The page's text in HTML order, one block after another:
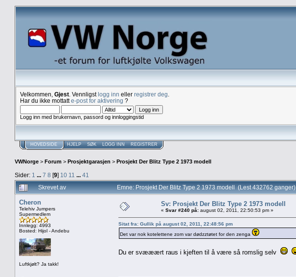
Velkommen, Gjest . Vennligstlogg inn eller registrer deg
Har du ikke mottatte-post for aktivering ?
Logg inn med brukernavn, passord og innloggingstid
HOVEDSIDE HJELP SØK LOGG INN REGISTRER
VWNorge > Forum > Prosjektgarasjen > Prosjekt Der Blitz Type 2 1973 modell
Sider: 1 ... 7 8 [9] 10 11 ... 41
Skrevet av Emne: Prosjekt Der Blitz Type 2 1973 modell (Lest 432762 ganger)
Cheron
Telehiv Jumpers
Supermedlem
Innlegg: 4993
Bosted: Hijol - Andebu
Luftkjølt? Ja takk!
Sv: Prosjekt Der Blitz Type 2 1973 modell
« Svar #240 på: august 02, 2011, 22:50:53 pm »
Sitat fra: Gullik på august 02, 2011, 22:48:56 pm
Det var nok kotelettene zom var dødzztøtet for den zenga
Du er svææært raus i kjeften til å være så romslig selv